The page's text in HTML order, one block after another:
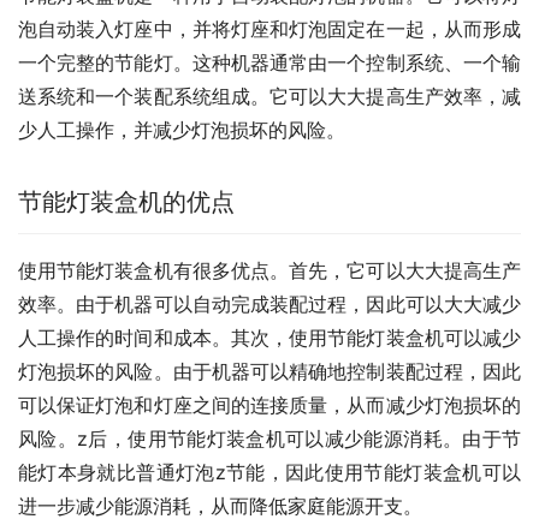
泡自动装入灯座中，并将灯座和灯泡固定在一起，从而形成
一个完整的节能灯。这种机器通常由一个控制系统、一个输
送系统和一个装配系统组成。它可以大大提高生产效率，减
少人工操作，并减少灯泡损坏的风险。
节能灯装盒机的优点
使用节能灯装盒机有很多优点。首先，它可以大大提高生产
效率。由于机器可以自动完成装配过程，因此可以大大减少
人工操作的时间和成本。其次，使用节能灯装盒机可以减少
灯泡损坏的风险。由于机器可以精确地控制装配过程，因此
可以保证灯泡和灯座之间的连接质量，从而减少灯泡损坏的
风险。z后，使用节能灯装盒机可以减少能源消耗。由于节
能灯本身就比普通灯泡z节能，因此使用节能灯装盒机可以
进一步减少能源消耗，从而降低家庭能源开支。